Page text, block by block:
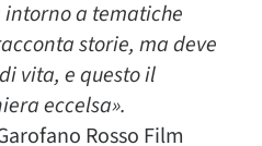
a tematiche
storie, ma deve
vita, e questo il
eccelsa».
Rosso Film